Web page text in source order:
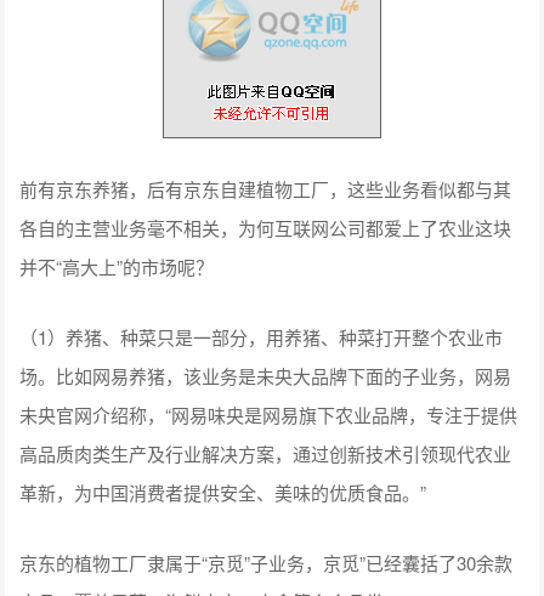
前有京东养猪，后有京东自建植物工厂，这些业务看似都与其
各自的主营业务毫不相关，为何互联网公司都爱上了农业这块
并不“高大上”的市场呢？
（1）养猪、种菜只是一部分，用养猪、种菜打开整个农业市
场。比如网易养猪，该业务是未央大品牌下面的子业务，网易
未央官网介绍称，“网易味央是网易旗下农业品牌，专注于提供
高品质肉类生产及行业解决方案，通过创新技术引领现代农业
革新，为中国消费者提供安全、美味的优质食品。”
京东的植物工厂隶属于“京觅”子业务，京觅”已经囊括了30余款